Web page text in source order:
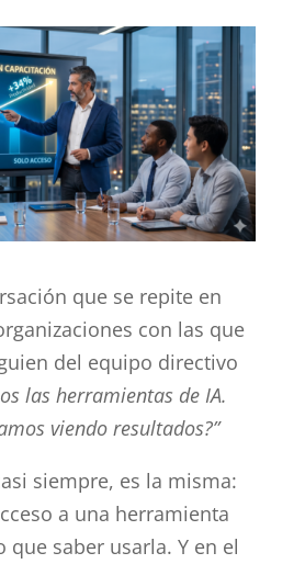
que se repite en
con las que
del equipo directivo
las herramientas de IA.
viendo resultados?”
siempre, es la misma:
a una herramienta
que saber usarla. Y en el